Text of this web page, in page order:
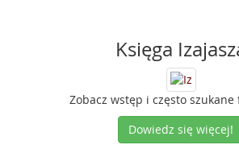
Księga
Zobacz wstęp i często
Dowiedz się więcej!